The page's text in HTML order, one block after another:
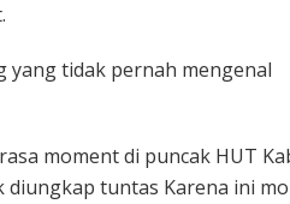
yang tidak pernah mengenal
moment di puncak HUT
tuntas Karena ini